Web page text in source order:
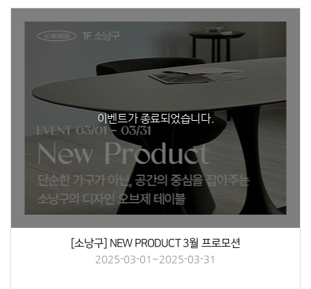
이벤트가 종료되었습니다.
[소낭구] NEW PRODUCT 3월 프로모션
2025-03-01~2025-03-31